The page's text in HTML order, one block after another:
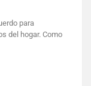
para
del hogar. Como